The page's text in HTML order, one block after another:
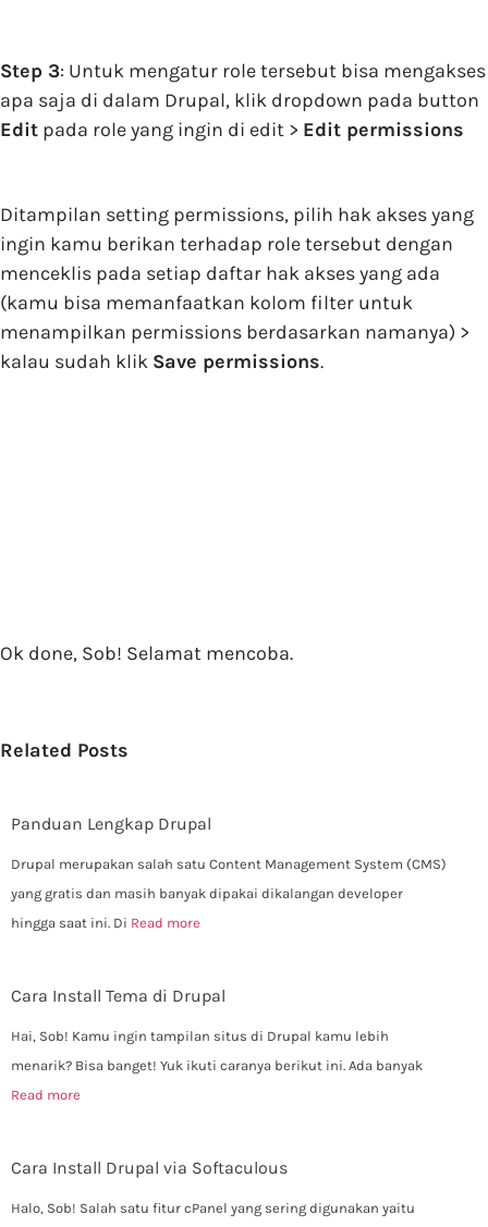
Step 3: Untuk mengatur role tersebut bisa mengakses
apa saja di dalam Drupal, klik dropdown pada button
Edit pada role yang ingin di edit > Edit permissions
Ditampilan setting permissions, pilih hak akses yang
ingin kamu berikan terhadap role tersebut dengan
menceklis pada setiap daftar hak akses yang ada
(kamu bisa memanfaatkan kolom filter untuk
menampilkan permissions berdasarkan namanya) >
kalau sudah klik Save permissions.
Ok done, Sob! Selamat mencoba.
Related Posts
Panduan Lengkap Drupal
Drupal merupakan salah satu Content Management System (CMS)
yang gratis dan masih banyak dipakai dikalangan developer
hingga saat ini. Di Read more
Cara Install Tema di Drupal
Hai, Sob! Kamu ingin tampilan situs di Drupal kamu lebih
menarik? Bisa banget! Yuk ikuti caranya berikut ini. Ada banyak
Read more
Cara Install Drupal via Softaculous
Halo, Sob! Salah satu fitur cPanel yang sering digunakan yaitu